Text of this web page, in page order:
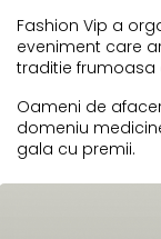
Fashion Vip a
eveniment care
traditie frumoasa
Oameni de
domeniu
gala cu premii.